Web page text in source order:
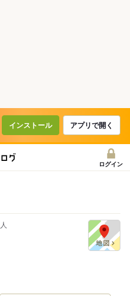
インストール アプリで開く
ログイン
人